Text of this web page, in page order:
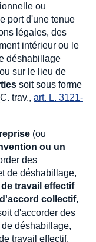
ou
port d'une tenue
légales, des
intérieur ou le
déshabillage
sur le lieu de
soit sous forme
trav., art. L. 3121-
(ou
ou un
des
de déshabillage,
travail effectif
collectif,
d'accorder des
déshabillage,
travail effectif.